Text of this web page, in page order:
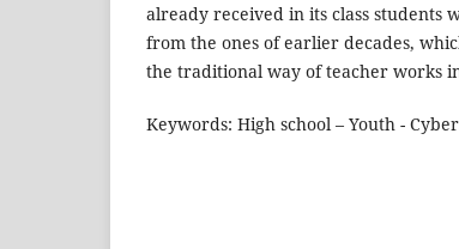
already received in its class
from the ones of earlier decades,
the traditional way of teacher works
Keywords: High school – Youth -